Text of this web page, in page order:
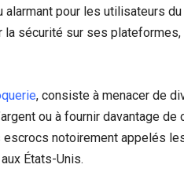
alarmant pour les utilisateurs
sécurité sur ses
, consiste à menacer de
ou à fournir davantage
notoirement appelés
États-Unis.